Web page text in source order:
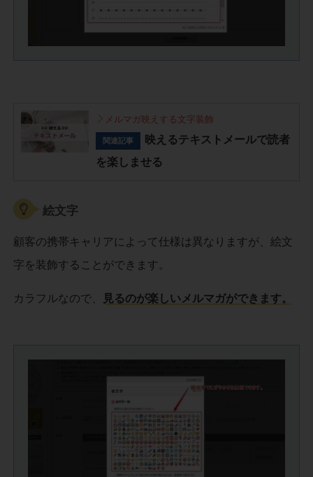
メルマガ映えする文字装飾
関連記事
映えるテキストメールで読者
を楽しませる
絵文字
顧客の携帯キャリアによって仕様は異なりますが、絵文
字を装飾することができます。
カラフルなので、 見るのが楽しいメルマガができます。